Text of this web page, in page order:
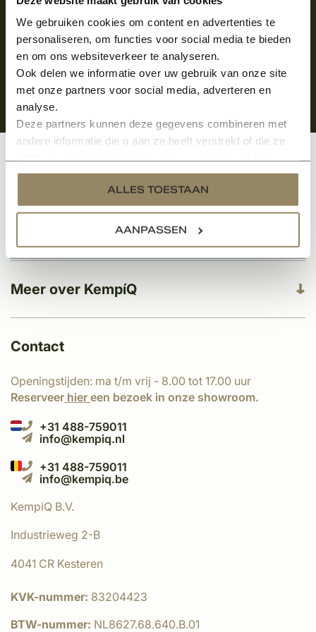
We gebruiken cookies om content en advertenties te
personaliseren, om functies voor social media te bieden
en om ons websiteverkeer te analyseren.
Ook delen we informatie over uw gebruik van onze site
met onze partners voor social media, adverteren en
analyse.
Deze partners kunnen deze gegevens combineren met
andere informatie die u aan ze heeft verstrekt of die ze
services.
ALLES TOESTAAN
AANPASSEN
Meer over KempíQ
Klantenservice
Contact
Openingstijden: ma t/m vrij - 8.00 tot 17.00 uur
Reserveer hier een bezoek in onze showroom.
+31 488-759011
info@kempiq.nl
+31 488-759011
info@kempiq.be
KempíQ B.V.
Industrieweg 2-B
4041 CR Kesteren
KVK-nummer: 83204423
BTW-nummer: NL8627.68.640.B.01